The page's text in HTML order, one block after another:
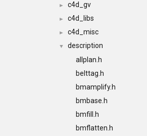
► c4d_gv
► c4d_libs
► c4d_misc
▼
description
allplan.h
belttag.h
bmamplify.h
bmbase.h
bmfill.h
bmflatten.h